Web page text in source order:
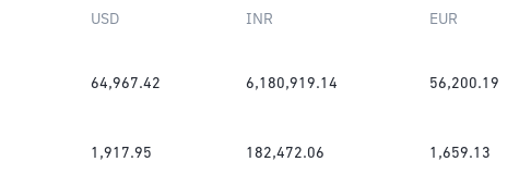
USD INR EUR
64,967.42 6,180,919.14 56,200.19
1,917.95 182,472.06 1,659.13